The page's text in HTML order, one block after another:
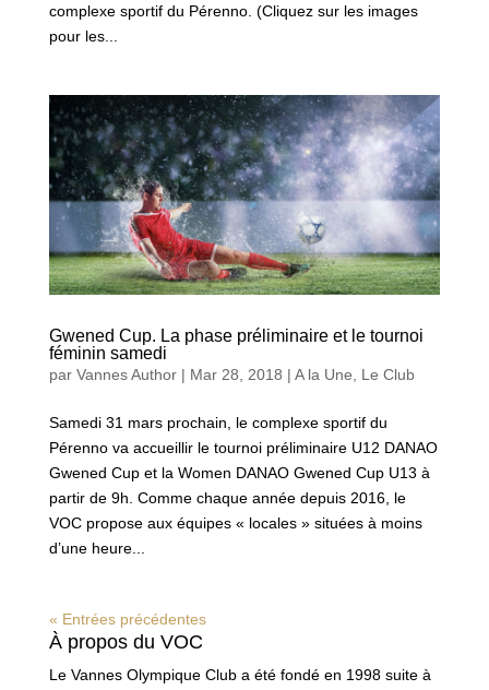
complexe sportif du Pérenno. (Cliquez sur les images
pour les...
Gwened Cup. La phase préliminaire et le tournoi
féminin samedi
par Vannes Author| Mar 28, 2018 | A la Une, Le Club
Samedi 31 mars prochain, le complexe sportif du
Pérenno va accueillir le tournoi préliminaire U12 DANAO
Gwened Cup et la Women DANAO Gwened Cup U13 à
partir de 9h. Comme chaque année depuis 2016, le
VOC propose aux équipes « locales » situées à moins
d’une heure...
« Entrées précédentes
À propos du VOC
Le Vannes Olympique Club a été fondé en 1998 suite à